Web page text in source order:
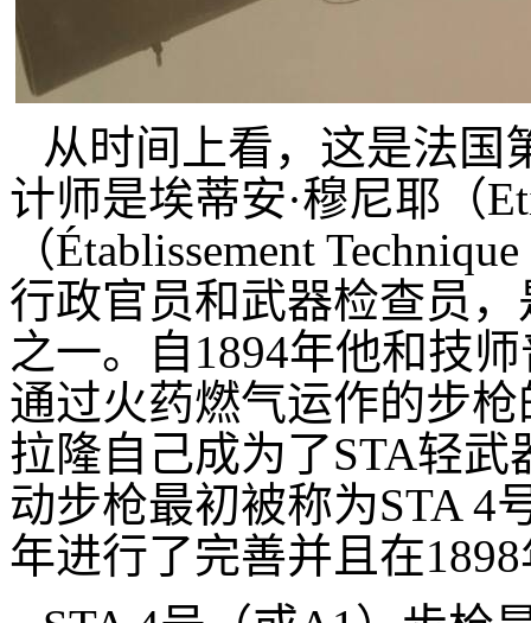
从时间上看，这是法国
计师是埃蒂安·穆尼耶（
（Établissement
行政官员和武器检查员
之一。自1894年他和技
通过火药燃气运作的步
拉隆自己成为了STA轻
动步枪最初被称为STA 4
年进行了完善并且在